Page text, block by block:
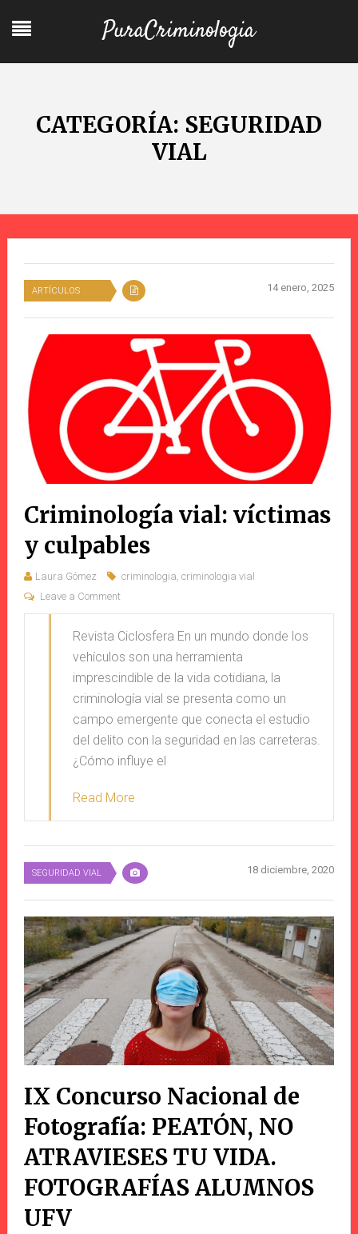
PuraCriminologia
CATEGORÍA: SEGURIDAD
VIAL
ARTÍCULOS 14 enero, 2025
Criminología vial: víctimas
y culpables
Laura Gómez criminologia criminologia vial
Leave a Comment
Revista Ciclosfera En un mundo donde los
vehículos son una herramienta
imprescindible de la vida cotidiana, la
criminología vial se presenta como un
campo emergente que conecta el estudio
del delito con la seguridad en las carreteras.
¿Cómo influye el
Read More
SEGURIDAD VIAL 18 diciembre, 2020
IX Concurso Nacional de
Fotografía: PEATÓN, NO
ATRAVIESES TU VIDA.
FOTOGRAFÍAS ALUMNOS
UFV